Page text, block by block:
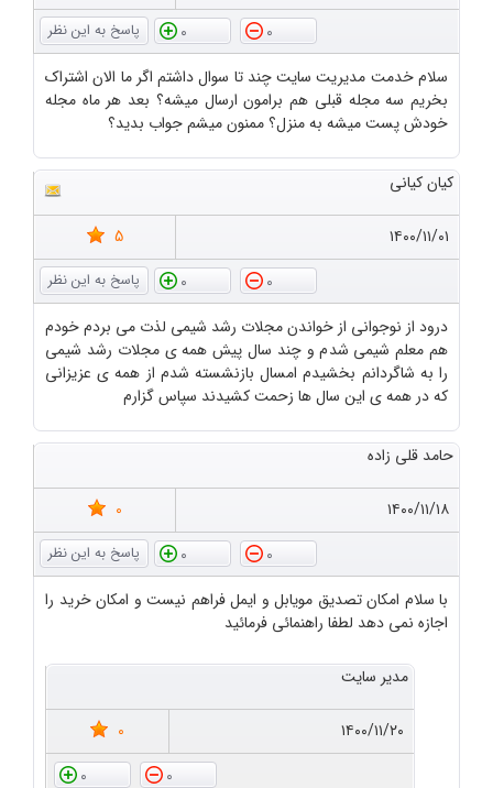
0
0
سلام خدمت مدیریت سایت چند تا سوال داشتم اگر ما الان اشتراک
بخریم سه مجله قبلی هم برامون ارسال میشه؟ بعد هر ماه مجله
خودش پست میشه به منزل؟ ممنون میشم جواب بدید؟
کیان کیانی
۱۴۰۰/۱۱/۰۱
5
0
0
درود از نوجوانی از خواندن مجلات رشد شیمی لذت می بردم خودم
هم معلم شیمی شدم و چند سال پیش همه ی مجلات رشد شیمی
را به شاگردانم بخشیدم امسال بازنشسته شدم از همه ی عزیزانی
که در همه ی این سال ها زحمت کشیدند سپاس گزارم
حامد قلی زاده
۱۴۰۰/۱۱/۱۸
0
0
0
با سلام امکان تصدیق مویابل و ایمل فراهم نیست و امکان خرید را
اجازه نمی دهد لطفا راهنمائی فرمائید
مدیر سایت
۱۴۰۰/۱۱/۲۰
0
0
0